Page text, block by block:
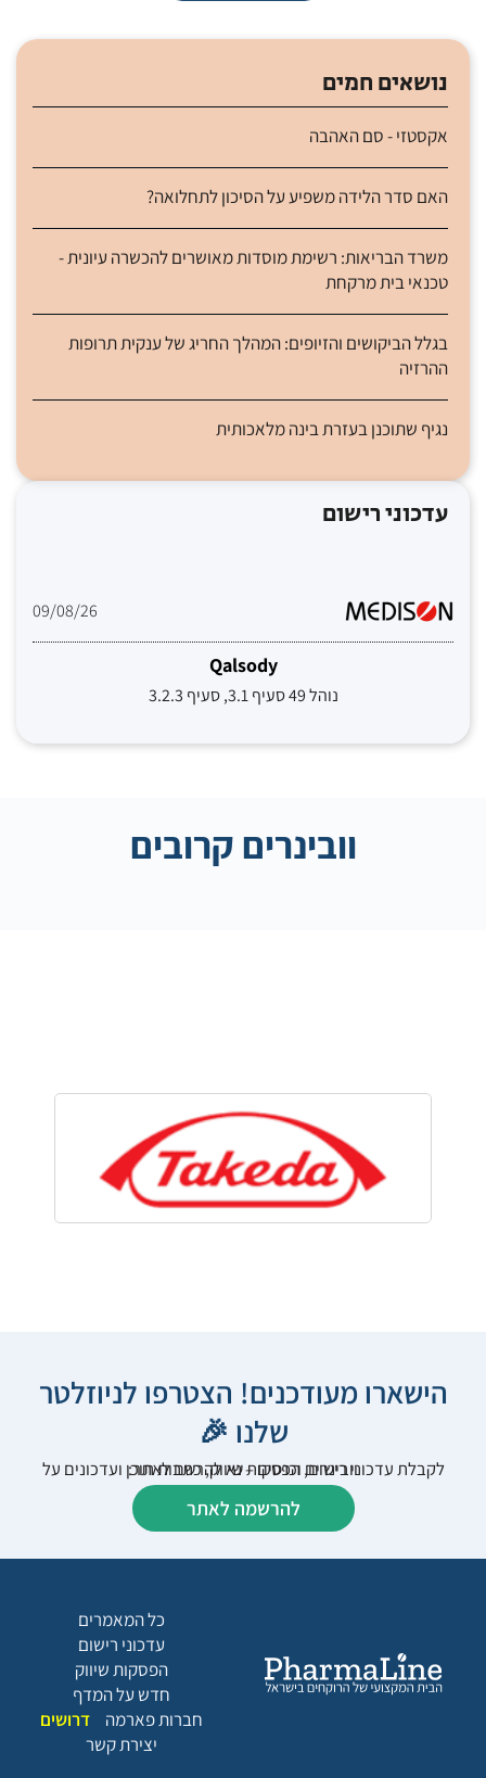
נושאים חמים
אקסטזי - סם האהבה
האם סדר הלידה משפיע על הסיכון לתחלואה?
משרד הבריאות: רשימת מוסדות מאושרים להכשרה עיונית -
טכנאי בית מרקחת
בגלל הביקושים והזיופים: המהלך החריג של ענקית תרופות
ההרזיה
נגיף שתוכנן בעזרת בינה מלאכותית
עדכוני רישום
09/08/26
Qalsody
נוהל 49 סעיף 3.1, סעיף 3.2.3
וובינרים קרובים
הישארו מעודכנים! הצטרפו לניוזלטר
שלנו 🎉
לקבלת עדכוני רישום, הפסקות שיווק, כתבות תוכן ועדכונים על וובינרים וכנסים – נא להרשם לאתר:
להרשמה לאתר
כל המאמרים
עדכוני רישום
הפסקות שיווק
חדש על המדף
חברות פארמה
דרושים
יצירת קשר